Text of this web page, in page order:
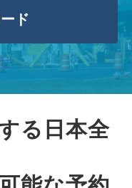
ド
る日本全